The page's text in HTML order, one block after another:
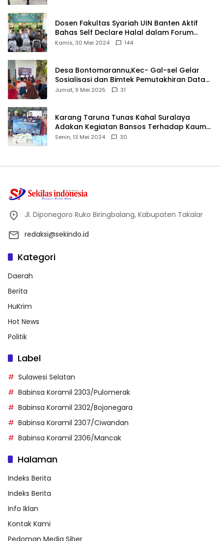
Dosen Fakultas Syariah UIN Banten Aktif
Bahas Self Declare Halal dalam Forum
Ijtima Ulama MUI
Kamis, 30 Mei 2024 144
Desa Bontomarannu,Kec- Gal-sel Gelar
Sosialisasi dan Bimtek Pemutakhiran Data
ID
Jumat, 9 Mei 2025 31
Karang Taruna Tunas Kahal Suralaya
Adakan Kegiatan Bansos Terhadap Kaum
Dhuafa dan Anak Yatim-Piatu
Senin, 13 Mei 2024 30
Jl. Diponegoro Ruko Biringbalang, Kabupaten Takalar
redaksi@sekindo.id
Kategori
Daerah
Berita
HuKrim
Hot News
Politik
Label
Sulawesi Selatan
Babinsa Koramil 2303/Pulomerak
Babinsa Koramil 2302/Bojonegara
Babinsa Koramil 2307/Ciwandan
Babinsa Koramil 2306/Mancak
Halaman
Indeks Berita
Indeks Berita
Info Iklan
Kontak Kami
Pedoman Media Siber